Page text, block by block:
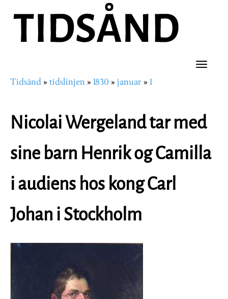
hovedinnhold
Toggle
Navigasjonssti
Tidsånd tidslinjen 1830 januar 1
Nicolai Wergeland tar med
sine barn Henrik og Camilla
i audiens hos kong Carl
Johan i Stockholm
Image